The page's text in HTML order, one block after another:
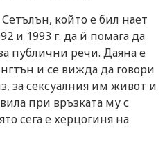
който е бил нает
и 1993 г. да й помага да
публични речи. Даяна е
и се вижда да говори
за сексуалния им живот и
при връзката му с
сега е херцогиня на